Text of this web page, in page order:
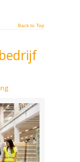
Back to Top